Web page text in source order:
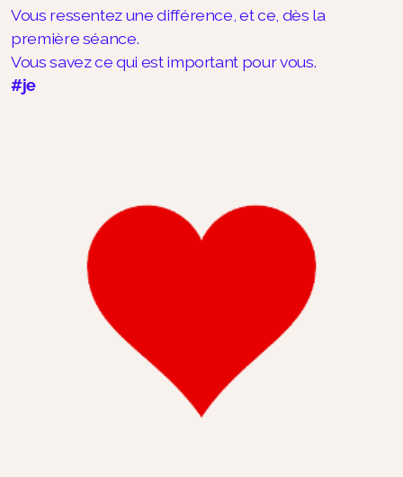
Vous ressentez une différence, et ce, dès la
première séance.
Vous savez ce qui est important pour vous.
#je